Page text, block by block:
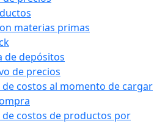
materias primas
de depósitos
de precios
costos al momento de cargar
de costos de productos por